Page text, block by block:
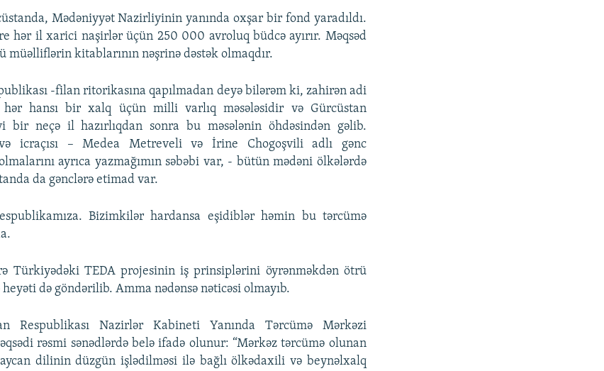
Mədəniyyət Nazirliyinin yanında oxşar bir fond yaradıldı.
hər il xarici naşirlər üçün 250 000 avroluq büdcə ayırır. Məqsəd
müəlliflərin kitablarının nəşrinə dəstək olmaqdır.
-filan ritorikasına qapılmadan deyə bilərəm ki, zahirən adi
hansı bir xalq üçün milli varlıq məsələsidir və Gürcüstan
bir neçə il hazırlıqdan sonra bu məsələnin öhdəsindən gəlib.
icraçısı – Medea Metreveli və İrine Chogoşvili adlı gənc
ayrıca yazmağımın səbəbi var, - bütün mədəni ölkələrdə
da gənclərə etimad var.
Bizimkilər hardansa eşidiblər həmin bu tərcümə
Türkiyədəki TEDA projesinin iş prinsiplərini öyrənməkdən ötrü
də göndərilib. Amma nədənsə nəticəsi olmayıb.
Respublikası Nazirlər Kabineti Yanında Tərcümə Mərkəzi
rəsmi sənədlərdə belə ifadə olunur: “Mərkəz tərcümə olunan
dilinin düzgün işlədilməsi ilə bağlı ölkədaxili və beynəlxalq